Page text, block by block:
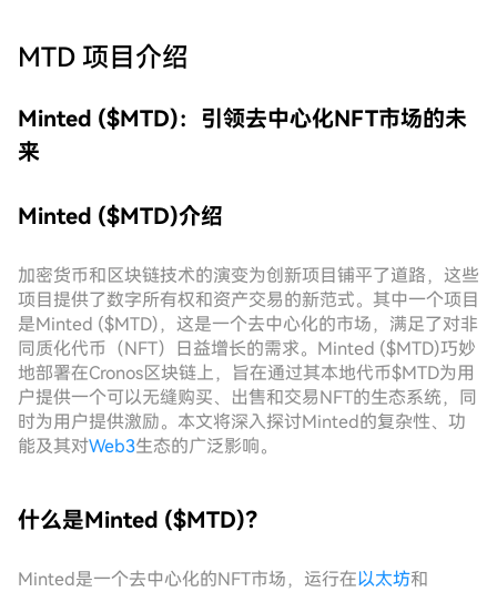
MTD 项目介绍
Minted ($MTD)：引领去中心化NFT市场的未
来
Minted ($MTD)介绍
加密货币和区块链技术的演变为创新项目铺平了道路，这些
项目提供了数字所有权和资产交易的新范式。其中一个项目
是Minted ($MTD)，这是一个去中心化的市场，满足了对非
同质化代币（NFT）日益增长的需求。Minted ($MTD)巧妙
地部署在Cronos区块链上，旨在通过其本地代币$MTD为用
户提供一个可以无缝购买、出售和交易NFT的生态系统，同
时为用户提供激励。本文将深入探讨Minted的复杂性、功
能及其对Web3生态的广泛影响。
什么是Minted ($MTD)？
Minted是一个去中心化的NFT市场，运行在以太坊和